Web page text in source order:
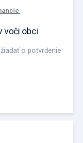
voči obci
o potvrdenie